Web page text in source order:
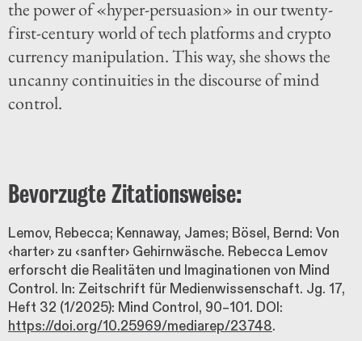
the power of «hyper-persuasion» in our twenty-
first-century world of tech platforms and crypto
currency manipulation. This way, she shows the
uncanny continuities in the discourse of mind
control.
Bevorzugte Zitationsweise:
Lemov, Rebecca; Kennaway, James; Bösel, Bernd: Von
‹harter› zu ‹sanfter› Gehirnwäsche. Rebecca Lemov
erforscht die­ Realitäten und Imaginationen von Mind
Control. In: Zeitschrift für Medienwissenschaft. Jg. 17,
Heft 32 (1/2025): Mind Control, 90–101. DOI:
https://doi.org/10.25969/mediarep/23748.